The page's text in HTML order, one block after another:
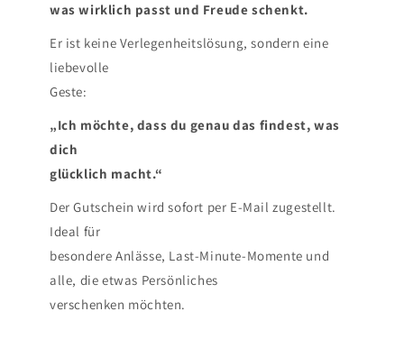
was wirklich passt und Freude schenkt.
Er ist keine Verlegenheitslösung, sondern eine
liebevolle
Geste:
„Ich möchte, dass du genau das findest, was
dich
glücklich macht.“
Der Gutschein wird sofort per E-Mail zugestellt.
Ideal für
besondere Anlässe, Last-Minute-Momente und
alle, die etwas Persönliches
verschenken möchten.